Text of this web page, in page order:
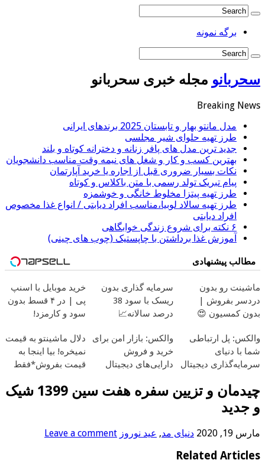
برگه نمونه
سحربانو مجله خبری سحربانو
Breaking News
مدل مانتو بهار و تابستان 2025 برندهای ایرانی
طرز تهیه حلوای شیر مجلسی
جدید ترین مدل های پافر زنانه و دخترانه کوتاه و بلند
بهترین کسب و کار و شغل های نیمه وقت مناسب دانشجویان
نکات بسیار ضروری قبل از اجاره یا خرید آپارتمان
پیام تبریک تولد رسمی با متن باکلاس و کوتاه
طرز تهیه پیتزا مخلوط خانگی و خوشمزه
طرز تهیه سالاد لوبیا،مناسب افراد دیابتی / انواع غذا مخصوص
افراد دیابتی
۶ نکته برای شروع زندگی خوابگاهی
آموزش غذا برداشتن با چاپستیک (چوب های چینی)
مطالب پیشنهادی
ماشینت رو بدون
دردسر بفروش |
بدون کمسیون 😍
سرمایه گذاری بدون
ریسک با سود 38
درصد سالانه📈
خرید موبایل با اسنپ
پی | در ۴ قسط بدون
سود و کارمزد!
والکس: پل ارتباطی
شما با دنیای
سرمایه‌گذاری دیجیتال
والکس: بازار امن برای
خرید و فروش
دارایی‌های دیجیتال
دلال ماشینتو به قیمت
نمیخره! بیا اینجا به
قیمت بفروش*فقط
چیدمان و تزیین سفره هفت سین 1399 شیک
و جدید
مارس 19, 2020 دنیای مد, عید نوروز Leave a comment
Related Articles